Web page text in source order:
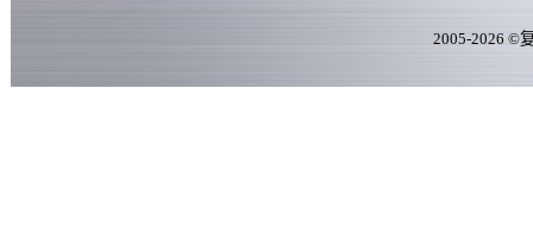
2005-2026 ©